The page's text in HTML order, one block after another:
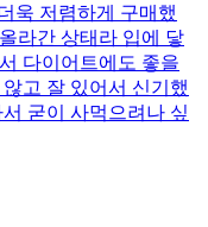
욱 저렴하게 구매했
라간 상태라 입에 닿
다이어트에도 좋을
고 잘 있어서 신기했
굳이 사먹으려나 싶